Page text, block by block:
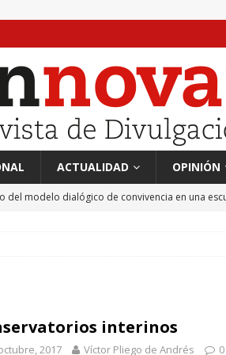
ACTUALIDAD OPINIÓN
del modelo dialógico de convivencia en una
Llanos
MIL PALABRASinterinos
2017 Víctor Pliego de Andrés 0